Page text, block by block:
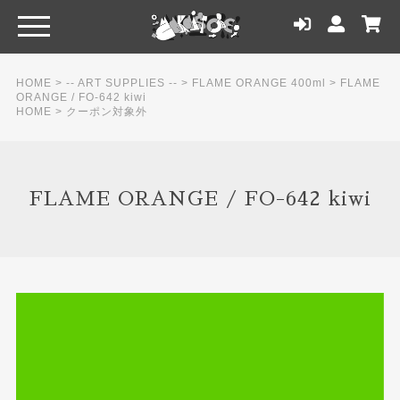
HOME > -- ART SUPPLIES -- > FLAME ORANGE 400ml > FLAME
ORANGE / FO-642 kiwi
HOME > クーポン対象外
FLAME ORANGE / FO-642 kiwi